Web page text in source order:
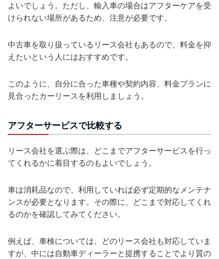
よいでしょう。ただし、輸入車の場合はアフターケアを受
けられない場所があるため、注意が必要です。
中古車を取り扱っているリース会社もあるので、料金を抑
えたいという人にはおすすめです。
このように、自分に合った車種や契約内容、料金プランに
見合ったカーリースを利用しましょう。
アフターサービスで比較する
リース会社を選ぶ際は、どこまでアフターサービスを行っ
てくれるかに着目するのもよいでしょう。
車は消耗品なので、利用していれば必ず定期的なメンテナ
ンスが必要となります。その際に、どこまで対応してくれ
るのかを確認してみてください。
例えば、車検については、どのリース会社も対応していま
すが、中には自動車ディーラーと提携することでより質の